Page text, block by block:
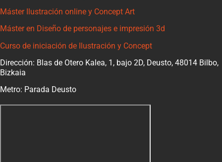
Máster Ilustración online y Concept Art
Máster en Diseño de personajes e impresión 3d
Curso de iniciación de Ilustración y Concept
Dirección: Blas de Otero Kalea, 1, bajo 2D, Deusto, 48014 Bilbo,
Bizkaia
Metro: Parada Deusto